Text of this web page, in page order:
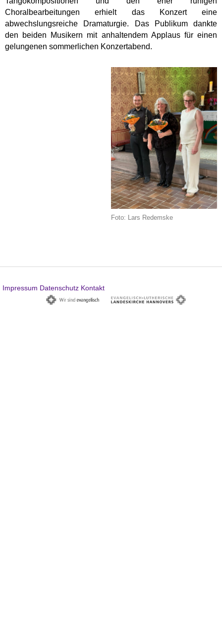
Choralbearbeitungen erhielt das Konzert eine
abwechslungsreiche Dramaturgie. Das Publikum dankte
den beiden Musikern mit anhaltendem Applaus für einen
gelungenen sommerlichen Konzertabend.
Foto: Lars Redemske
Impressum Datenschutz Kontakt